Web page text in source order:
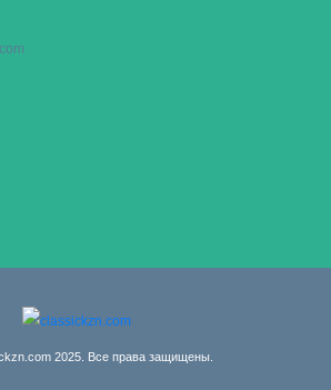
2025. Все права защищены.